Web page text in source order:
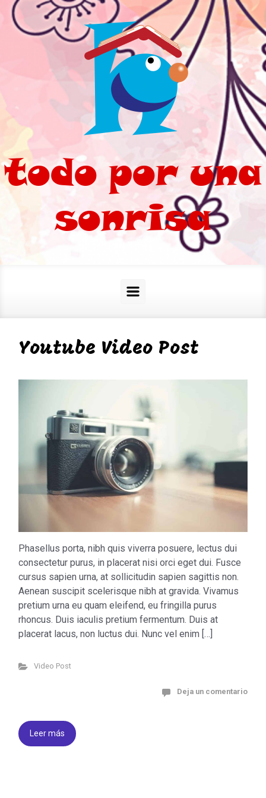
Saltar al contenido principal
todo por una
sonrisa
Youtube Video Post
Phasellus porta, nibh quis viverra posuere, lectus dui
consectetur purus, in placerat nisi orci eget dui. Fusce
cursus sapien urna, at sollicitudin sapien sagittis non.
Aenean suscipit scelerisque nibh at gravida. Vivamus
pretium urna eu quam eleifend, eu fringilla purus
rhoncus. Duis iaculis pretium fermentum. Duis at
placerat lacus, non luctus dui. Nunc vel enim […]
Video Post
Deja un comentario
Leer más